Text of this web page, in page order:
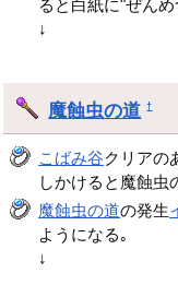
ると白紙に"ぜん
↓
魔蝕虫の道 †
こばみ谷クリアの
しかけると魔蝕虫
魔蝕虫の道の発生
ようになる｡
↓